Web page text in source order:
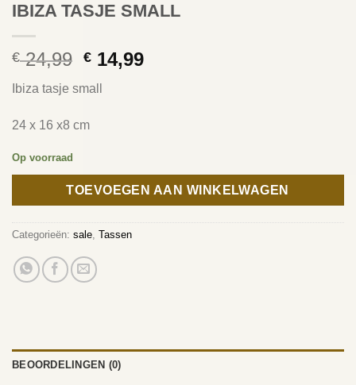
IBIZA TASJE SMALL
€24,99 Oorspronkelijke
prijs
was:
€ 14,99Huidige
Ibiza tasje small
24 x 16 x8 cm
Op voorraad
TOEVOEGEN AAN WINKELWAGEN
Categorieën: sale Tassen
BEOORDELINGEN (0)